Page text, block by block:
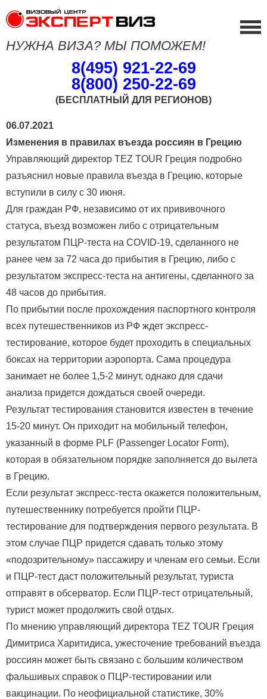
НУЖНА ВИЗА? МЫ ПОМОЖЕМ!
8(495) 921-22-69
8(800) 250-22-69
(БЕСПЛАТНЫЙ ДЛЯ РЕГИОНОВ)
06.07.2021
Изменения в правилах въезда россиян в Грецию
Управляющий директор TEZ TOUR Греция подробно
разъяснил новые правила въезда в Грецию, которые
вступили в силу с 30 июня.
Для граждан РФ, независимо от их прививочного
статуса, въезд возможен либо с отрицательным
результатом ПЦР-теста на COVID-19, сделанного не
ранее чем за 72 часа до прибытия в Грецию, либо с
результатом экспресс-теста на антигены, сделанного за
48 часов до прибытия.
По прибытии после прохождения паспортного контроля
всех путешественников из РФ ждет экспресс-
тестирование, которое будет проходить в специальных
боксах на территории аэропорта. Сама процедура
занимает не более 1,5-2 минут, однако для сдачи
анализа придется дождаться своей очереди.
Результат тестирования становится известен в течение
15-20 минут. Он приходит на мобильный телефон,
указанный в форме PLF (Passenger Locator Form),
которая в обязательном порядке заполняется до вылета
в Грецию.
Если результат экспресс-теста окажется положительным,
путешественнику потребуется пройти ПЦР-
тестирование для подтверждения первого результата. В
этом случае ПЦР придется сдавать только этому
«подозрительному» пассажиру и членам его семьи. Если
и ПЦР-тест даст положительный результат, туриста
отправят в обсерватор. Если ПЦР-тест отрицательный,
турист может продолжить свой отдых.
По мнению управляющий директора TEZ TOUR Греция
Димитриса Харитидиса, ужесточение требований въезда
россиян может быть связано с большим количеством
фальшивых справок о ПЦР-тестировании или
вакцинации. По неофициальной статистике, 30%